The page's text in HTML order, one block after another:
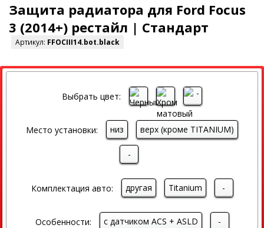
Защита радиатора для Ford Focus
3 (2014+) рестайл | Стандарт
Артикул: FFOCIII14.bot.black
СКИДКА
Выбрать цвет:
Место установки: низ верх (кроме TITANIUM)
-
Комплектация авто: другая Titanium -
Особенности: с датчиком ACS + ASLD -